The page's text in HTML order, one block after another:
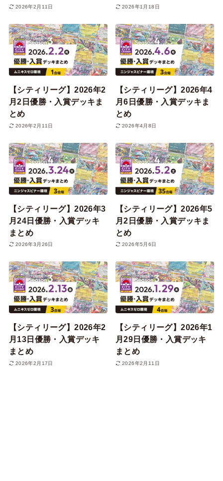
2026年2月11日 2026年1月18日
【シティリーグ】2026年2
月2日優勝・入賞デッキま
とめ
2026年2月11日
【シティリーグ】2026年4
月6日優勝・入賞デッキま
とめ
2026年4月8日
【シティリーグ】2026年3
月24日優勝・入賞デッキ
まとめ
2026年3月26日
【シティリーグ】2026年5
月2日優勝・入賞デッキま
とめ
2026年5月6日
【シティリーグ】2026年2
月13日優勝・入賞デッキ
まとめ
2026年2月17日
【シティリーグ】2026年1
月29日優勝・入賞デッキ
まとめ
2026年2月11日